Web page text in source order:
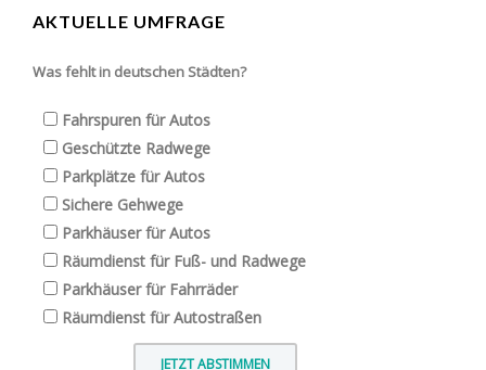
AKTUELLE UMFRAGE
Was fehlt in deutschen Städten?
Fahrspuren für Autos
Geschützte Radwege
Parkplätze für Autos
Sichere Gehwege
Parkhäuser für Autos
Räumdienst für Fuß- und Radwege
Parkhäuser für Fahrräder
Räumdienst für Autostraßen